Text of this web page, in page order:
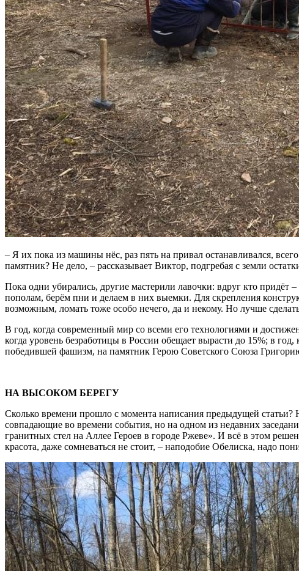
– Я их пока из машины нёс, раз пять на привал останавливался,
памятник? Не дело, – рассказывает Виктор, подгребая с земли
Пока одни убирались, другие мастерили лавочки: вдруг кто придёт
пополам, берём пни и делаем в них выемки. Для скрепления
возможным, ломать тоже особо нечего, да и некому. Но лучше
В год, когда современный мир со всеми его технологиями и
когда уровень безработицы в России обещает вырасти до 15%; в
победившей фашизм, на памятник Герою Советского Союза
НА ВЫСОКОМ БЕРЕГУ
Сколько времени прошло с момента написания предыдущей статьи?
совпадающие во времени события, но на одном из недавних
гранитных стел на Аллее Героев в городе Ржеве». И всё в этом
красота, даже сомневаться не стоит, – наподобие Обелиска, надо